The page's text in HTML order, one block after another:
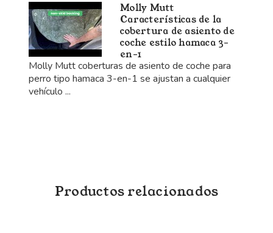
Molly Mutt
Características de la
cobertura de asiento de
coche estilo hamaca 3-
en-1
Molly Mutt coberturas de asiento de coche para
perro tipo hamaca 3-en-1 se ajustan a cualquier
vehículo ...
Productos relacionados